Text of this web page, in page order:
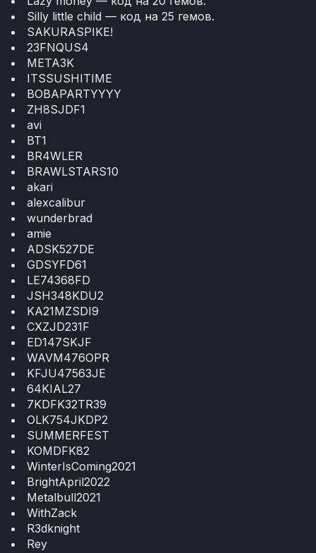
Silly little child — код на 25 гемов.
SAKURASPIKE!
23FNQUS4
META3K
ITSSUSHITIME
BOBAPARTYYYY
ZH8SJDF1
avi
BT1
BR4WLER
BRAWLSTARS10
akari
alexcalibur
wunderbrad
amie
ADSK527DE
GDSYFD61
LE74368FD
JSH348KDU2
KA21MZSDI9
CXZJD231F
ED147SKJF
WAVM476OPR
KFJU47563JE
64KIAL27
7KDFK32TR39
OLK754JKDP2
SUMMERFEST
KOMDFK82
WinterIsComing2021
BrightApril2022
Metalbull2021
WithZack
R3dknight
Rey